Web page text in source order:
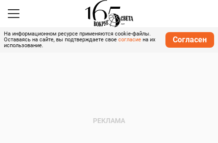
На информационном ресурсе применяются cookie-файлы.
Оставаясь на сайте, вы подтверждаете свое согласие на их
использование.
Согласен